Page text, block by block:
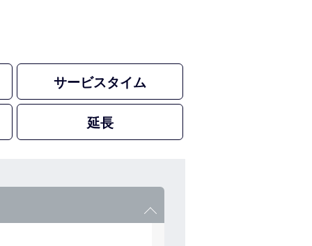
サービスタイム
延長